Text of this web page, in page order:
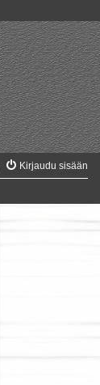
Kirjaudu sisään